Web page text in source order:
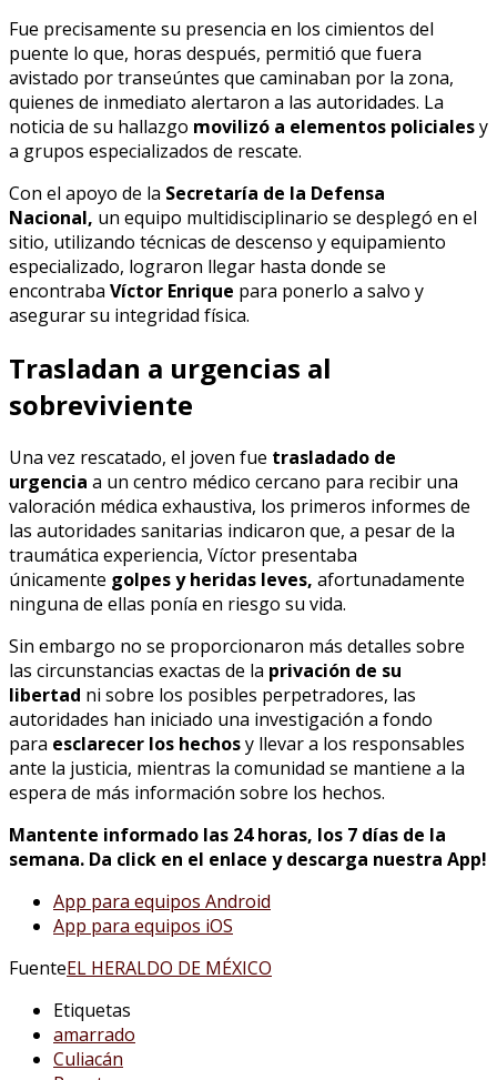
Fue precisamente su presencia en los cimientos del
puente lo que, horas después, permitió que fuera
avistado por transeúntes que caminaban por la zona,
quienes de inmediato alertaron a las autoridades. La
noticia de su hallazgo movilizó a elementos policialesy
a grupos especializados de rescate.
Con el apoyo de la Secretaría de la Defensa
Nacional, un equipo multidisciplinario se desplegó en el
sitio, utilizando técnicas de descenso y equipamiento
especializado, lograron llegar hasta donde se
encontraba Víctor Enrique para ponerlo a salvo y
asegurar su integridad física.
Trasladan a urgencias al
sobreviviente
Una vez rescatado, el joven fue trasladado de
urgencia a un centro médico cercano para recibir una
valoración médica exhaustiva, los primeros informes de
las autoridades sanitarias indicaron que, a pesar de la
traumática experiencia, Víctor presentaba
únicamente golpes y heridas leves, afortunadamente
ninguna de ellas ponía en riesgo su vida.
Sin embargo no se proporcionaron más detalles sobre
las circunstancias exactas de la privación de su
libertad ni sobre los posibles perpetradores, las
autoridades han iniciado una investigación a fondo
para esclarecer los hechosy llevar a los responsables
ante la justicia, mientras la comunidad se mantiene a la
espera de más información sobre los hechos.
Mantente informado las 24 horas, los 7 días de la
semana. Da click en el enlace y descarga nuestra App!
App para equipos Android
App para equipos iOS
FuenteEL HERALDO DE MÉXICO
Etiquetas
amarrado
Culiacán